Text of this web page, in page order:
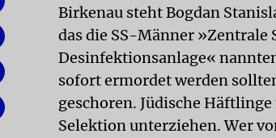
Birkenau steht Bogdan
das die SS-Männer »Zentrale
Desinfektionsanlage«
sofort ermordet werden
geschoren. Jüdische
Selektion unterziehen. Wer